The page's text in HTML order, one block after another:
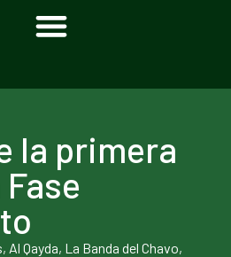
la primera
Qayda, La Banda del Chavo,